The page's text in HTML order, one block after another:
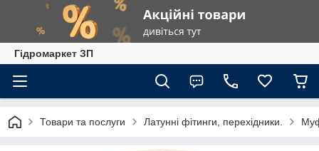
Гiдромаркет ЗП
Товари та послуги Латунні фітинги, перехідники.